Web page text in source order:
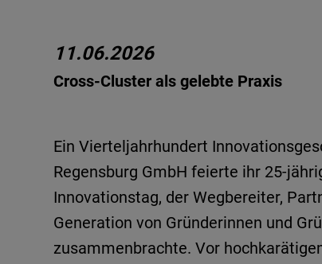
11.06.2026
Cross-Cluster als gelebte Praxis
Ein Vierteljahrhundert
Regensburg GmbH feierte ihr 25-
Innovationstag, der Wegbereiter,
Generation von Gründerinnen und
zusammenbrachte. Vor